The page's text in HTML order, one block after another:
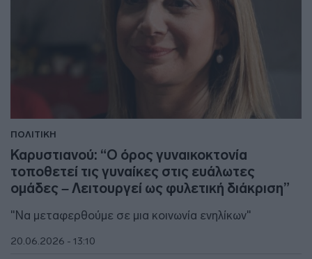
ΠΟΛΙΤΙΚΗ
Καρυστιανού: “Ο όρος γυναικοκτονία
τοποθετεί τις γυναίκες στις ευάλωτες
ομάδες – Λειτουργεί ως φυλετική διάκριση”
"Να μεταφερθούμε σε μια κοινωνία ενηλίκων"
20.06.2026 - 13:10